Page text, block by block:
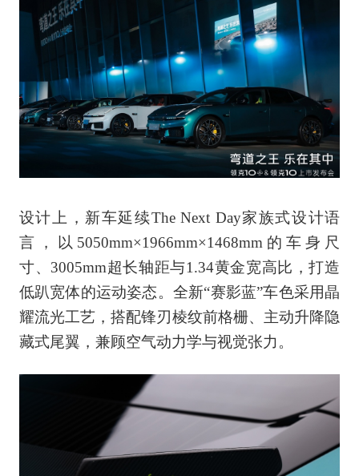
设计上，新车延续The Next Day家族式设计语
言，以5050mm×1966mm×1468mm的车身尺
寸、3005mm超长轴距与1.34黄金宽高比，打造
低趴宽体的运动姿态。全新“赛影蓝”车色采用晶
耀流光工艺，搭配锋刃棱纹前格栅、主动升降隐
藏式尾翼，兼顾空气动力学与视觉张力。